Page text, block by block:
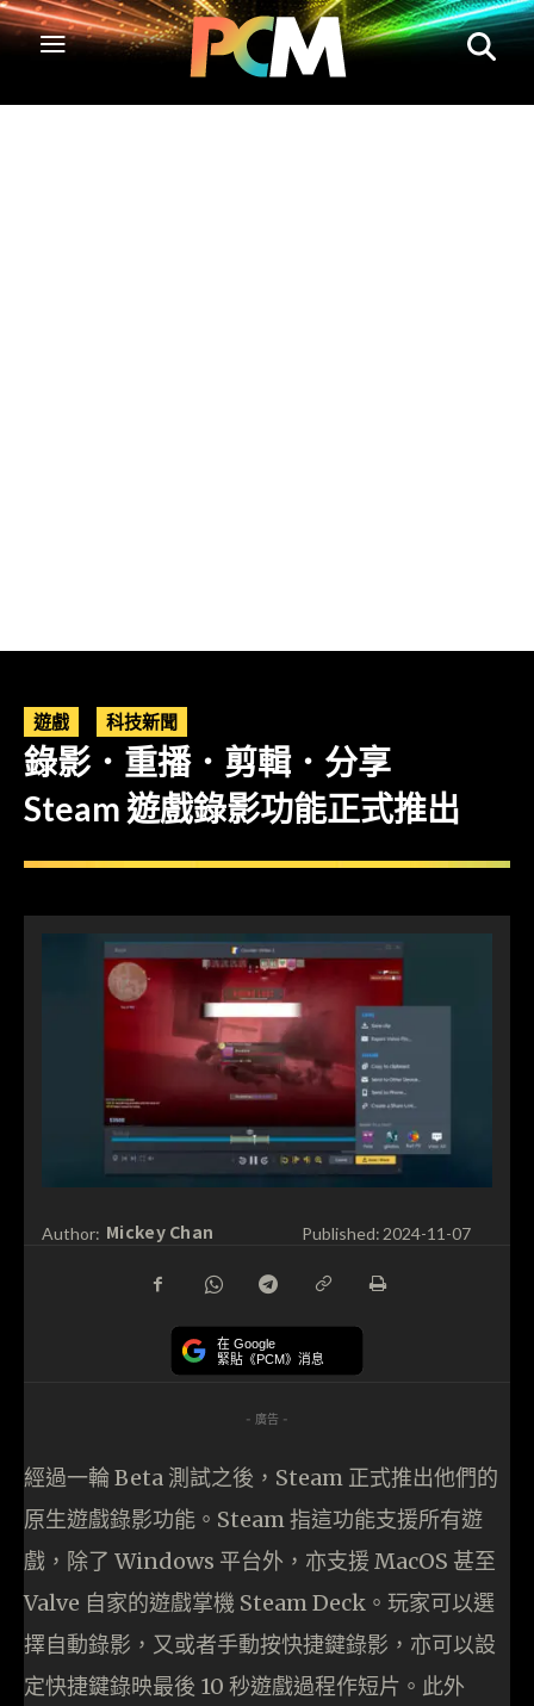
遊戲 科技新聞
錄影．重播．剪輯．分享
Steam 遊戲錄影功能正式推出
Author: Mickey Chan Published: 2024-11-07
在 Google
緊貼《PCM》消息
- 廣告 -
經過一輪 Beta 測試之後，Steam 正式推出他們的
原生遊戲錄影功能。Steam 指這功能支援所有遊
戲，除了 Windows 平台外，亦支援 MacOS 甚至
Valve 自家的遊戲掌機 Steam Deck。玩家可以選
擇自動錄影，又或者手動按快捷鍵錄影，亦可以設
定快捷鍵錄映最後 10 秒遊戲過程作短片。此外